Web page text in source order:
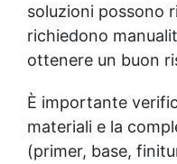
soluzioni possono
richiedono
ottenere un buon
È importante
materiali e la
(primer, base,